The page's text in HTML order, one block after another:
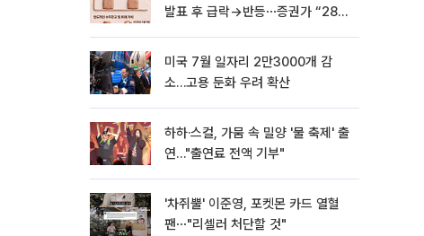
발표 후 급락→반등⋯증권가 “28년
미국 7월 일자리 2만3000개 감
소…고용 둔화 우려 확산
하하·스컬, 가뭄 속 밀양 '물 축제' 출
연…"출연료 전액 기부"
'차쥐뿔' 이준영, 포켓몬 카드 열혈
팬⋯"리셀러 처단할 것"